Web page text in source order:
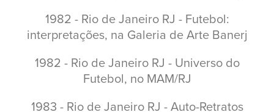
1982 - Rio de Janeiro RJ - Futebol:
interpretações, na Galeria de Arte Banerj
1982 - Rio de Janeiro RJ - Universo do
Futebol, no MAM/RJ
1983 - Rio de Janeiro RJ - Auto-Retratos